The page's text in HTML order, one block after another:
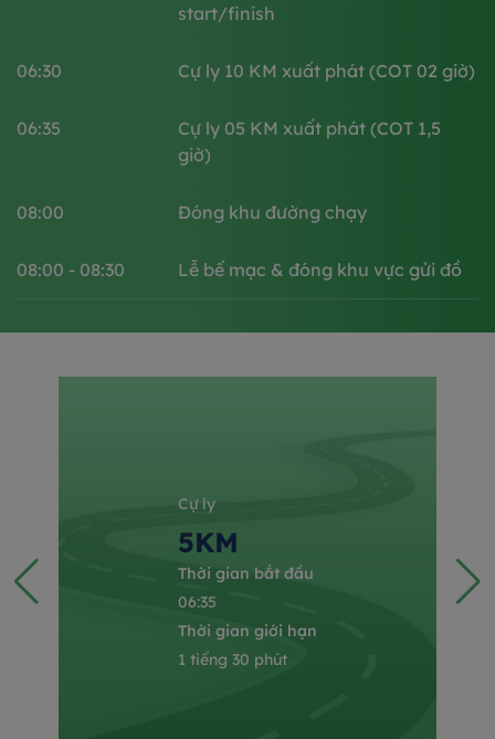
start/finish​
06:30 Cự ly 10 KM xuất phát (COT 02 giờ)​​
06:35
Cự ly 05 KM xuất phát (COT 1,5
giờ)​​
08:00 Đóng khu đường chạy​
08:00 - 08:30 Lễ bế mạc & đóng khu vực gửi đồ​​
Cự ly
5KM
Thời gian bắt đầu
06:35
Thời gian giới hạn
1 tiếng 30 phút